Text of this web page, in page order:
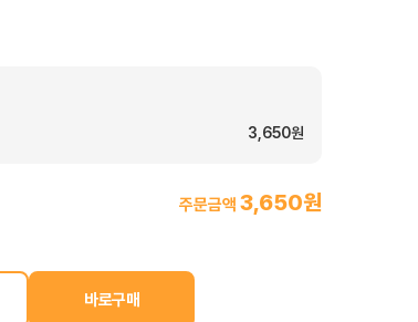
3,650원
주문금액 3,650원